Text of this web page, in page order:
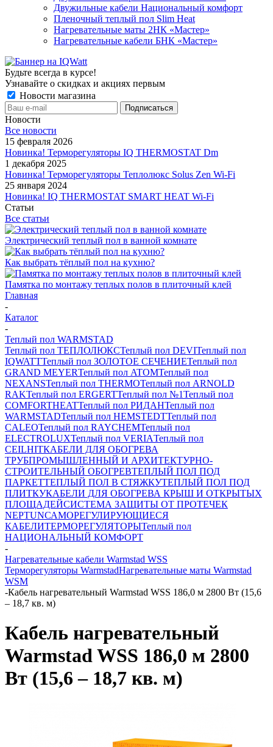
Двужильные кабели Национальный комфорт
Пленочный теплый пол Slim Heat
Нагревательные маты 2НК «Мастер»
Нагревательные кабели БНК «Мастер»
Будьте всегда в курсе!
Узнавайте о скидках и акциях первым
Новости магазина
Новости
Все новости
15 февраля 2026
Новинка! Терморегуляторы IQ THERMOSTAT Dm
1 декабря 2025
Новинка! Терморегуляторы Теплолюкс Solus Zen Wi-Fi
25 января 2024
Новинка! IQ THERMOSTAT SMART HEAT Wi-Fi
Статьи
Все статьи
Электрический теплый пол в ванной комнате
Как выбрать тёплый пол на кухню?
Памятка по монтажу теплых полов в плиточный клей
Главная
-
Каталог
-
Теплый пол WARMSTAD
Теплый пол ТЕПЛОЛЮКСТеплый пол DEVIТеплый пол
IQWATTТеплый пол ЗОЛОТОЕ СЕЧЕНИЕТеплый пол
GRAND MEYERТеплый пол ATOMТеплый пол
NEXANSТеплый пол THERMOТеплый пол ARNOLD
RAKТеплый пол ERGERTТеплый пол №1Теплый пол
COMFORTHEATТеплый пол РИДАНТеплый пол
WARMSTADТеплый пол HEMSTEDTТеплый пол
CALEOТеплый пол RAYCHEMТеплый пол
ELECTROLUXТеплый пол VERIAТеплый пол
CEILHITКАБЕЛИ ДЛЯ ОБОГРЕВА
ТРУБПРОМЫШЛЕННЫЙ И АРХИТЕКТУРНО-
СТРОИТЕЛЬНЫЙ ОБОГРЕВТЕПЛЫЙ ПОЛ ПОД
ПАРКЕТТЕПЛЫЙ ПОЛ В СТЯЖКУТЕПЛЫЙ ПОЛ ПОД
ПЛИТКУКАБЕЛИ ДЛЯ ОБОГРЕВА КРЫШ И ОТКРЫТЫХ
ПЛОЩАДЕЙСИСТЕМА ЗАЩИТЫ ОТ ПРОТЕЧЕК
NEPTUNСАМОРЕГУЛИРУЮЩИЕСЯ
КАБЕЛИТЕРМОРЕГУЛЯТОРЫТеплый пол
НАЦИОНАЛЬНЫЙ КОМФОРТ
-
Нагревательные кабели Warmstad WSS
Терморегуляторы WarmstadНагревательные маты Warmstad
WSM
-Кабель нагревательный Warmstad WSS 186,0 м 2800 Вт (15,6
– 18,7 кв. м)
Кабель нагревательный
Warmstad WSS 186,0 м 2800
Вт (15,6 – 18,7 кв. м)